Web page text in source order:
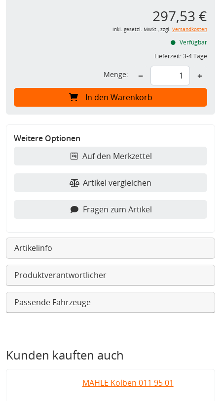
297,53 €
inkl. gesetzl. MwSt., zzgl. Versandkosten
Verfügbar
Lieferzeit:3-4 Tage
Menge: − +
In den Warenkorb
Weitere Optionen
Auf den Merkzettel
Artikel vergleichen
Fragen zum Artikel
Artikelinfo
Produktverantwortlicher
Passende Fahrzeuge
Kunden kauften auch
MAHLE Kolben 011 95 01